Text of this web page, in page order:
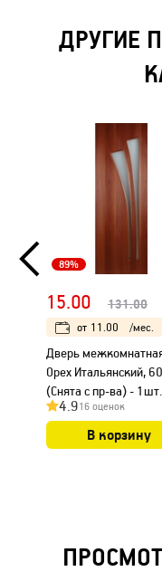
ДРУГИЕ
89%
15.00 131.00
от 11.00 /мес.
Дверь
Орех Итальянский,
(Снята с пр-ва) - 1шт.
4.916 оценок
В корзину